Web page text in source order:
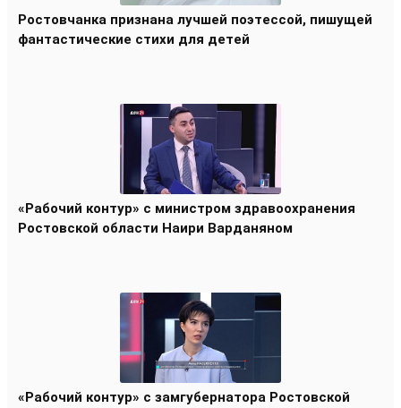
Ростовчанка признана лучшей поэтессой, пишущей
фантастические стихи для детей
«Рабочий контур» с министром здравоохранения
Ростовской области Наири Варданяном
«Рабочий контур» с замгубернатора Ростовской